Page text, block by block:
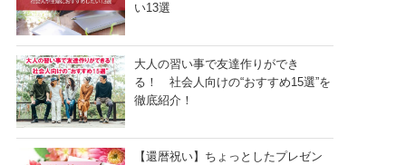
い13選
大人の習い事で友達作りができ
る！ 社会人向けの“おすすめ15選”を
徹底紹介！
【還暦祝い】ちょっとしたプレゼン